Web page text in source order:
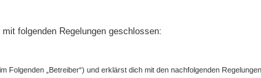
folgenden Regelungen geschlossen:
Folgenden „Betreiber“) und erklärst dich mit den nachfolgenden Regelungen